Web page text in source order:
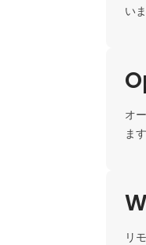
い
オ
ます
リ